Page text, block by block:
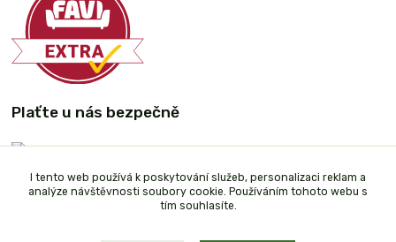
Plaťte u nás bezpečně
I tento web používá k poskytování služeb, personalizaci reklam a
analýze návštěvnosti soubory cookie. Používáním tohoto webu s
tím souhlasíte.